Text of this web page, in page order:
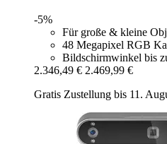
-5%
Für große & kleine
48 Megapixel RGB
Bildschirmwinkel bis
2.346,49 € 2.469,99 €
Gratis Zustellung bis 11.